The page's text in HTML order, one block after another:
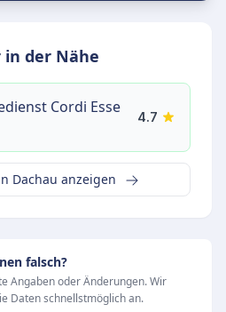
der Nähe
Cordi Esse
4.7
Dachau anzeigen
falsch?
Angaben oder Änderungen. Wir
Daten schnellstmöglich an.